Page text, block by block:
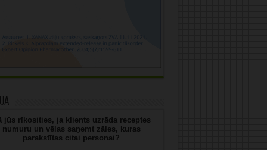
jūs rīkosities, ja klients uzrāda receptes
numuru un vēlas saņemt zāles, kuras
parakstītas citai personai?